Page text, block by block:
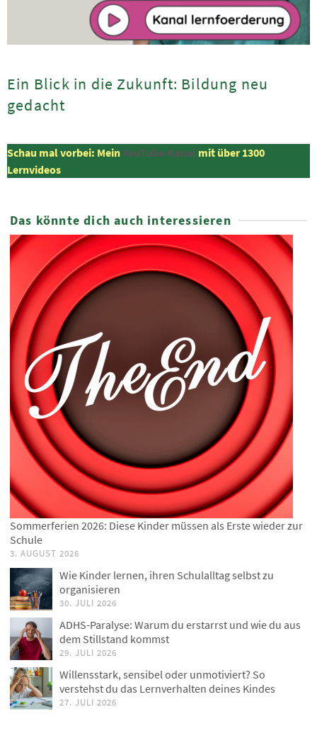
Ein Blick in die Zukunft: Bildung neu
gedacht
Schau mal vorbei: MeinYouTube-Kanal mit über 1300
Lernvideos
Das könnte dich auch interessieren
Sommerferien 2026: Diese Kinder müssen als Erste wieder zur
Schule
3. AUGUST 2026
Wie Kinder lernen, ihren Schulalltag selbst zu
organisieren
30. JULI 2026
ADHS-Paralyse: Warum du erstarrst und wie du aus
dem Stillstand kommst
29. JULI 2026
Willensstark, sensibel oder unmotiviert? So
verstehst du das Lernverhalten deines Kindes
27. JULI 2026